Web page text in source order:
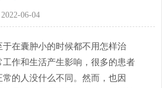
06-04
在囊肿小的时候都不用怎样治
作和生活产生影响，很多的患者
的人没什么不同。然而，也因